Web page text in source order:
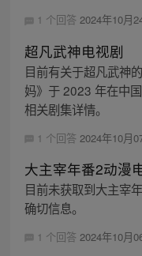
1 个回答 2024年10月
超凡武神电视剧
目前有关于超凡武神
妈》于 2023 年在中
相关剧集详情。
1 个回答 2024年10月
大主宰年番2动漫
目前未获取到大主宰
确切信息。
1 个回答 2024年10月